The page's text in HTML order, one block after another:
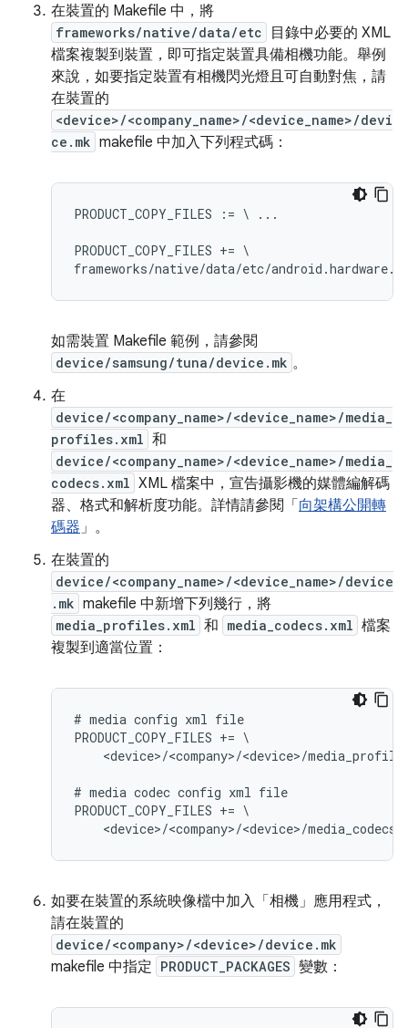
在裝置的 Makefile 中，將
frameworks/native/data/etc
目錄中必要的 XML
檔案複製到裝置，即可指定裝置具備相機功能。舉例
來說，如要指定裝置有相機閃光燈且可自動對焦，請
在裝置的
<device>/<company_name>/<device_name>/devi
ce.mk makefile 中加入下列程式碼：
PRODUCT_COPY_FILES := \ ...
PRODUCT_COPY_FILES += \
如需裝置 Makefile 範例，請參閱
device/samsung/tuna/device.mk 。
在
device/<company_name>/<device_name>/media_
profiles.xml 和
device/<company_name>/<device_name>/media_
codecs.xml XML 檔案中，宣告攝影機的媒體編解碼
器、格式和解析度功能。詳情請參閱「向架構公開轉
碼器 」。
在裝置的
device/<company_name>/<device_name>/device
.mk makefile 中新增下列幾行，將
media_profiles.xml 和 media_codecs.xml 檔案
複製到適當位置：
# media config xml file
PRODUCT_COPY_FILES += \
<device>/<company>/<device>/
# media codec config xml file
PRODUCT_COPY_FILES += \
如要在裝置的系統映像檔中加入「相機」應用程式，
請在裝置的
device/<company>/<device>/device.mk
makefile 中指定 PRODUCT_PACKAGES 變數：